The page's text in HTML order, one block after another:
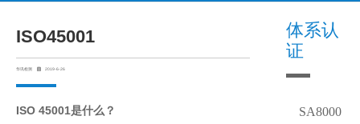
ISO45001
华讯检测 2019-6-26
ISO 45001是什么？
体系认
证
SA8000